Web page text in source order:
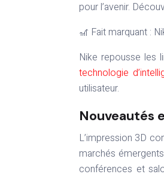
pour l’avenir.
🎢 Fait marquant :
Nike repousse les
technologie
utilisateur.
Nouveautés
L’impression 3D
marchés
conférences et